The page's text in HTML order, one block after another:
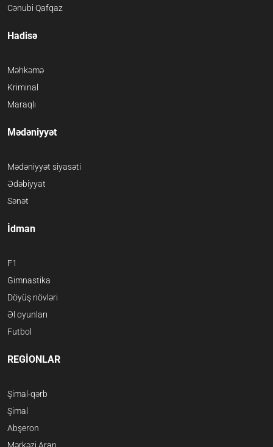
Cənubi Qafqaz
Hadisə
Məhkəmə
Kriminal
Maraqlı
Mədəniyyət
Mədəniyyət siyasəti
Ədəbiyyat
Sənət
İdman
F1
Gimnastika
Döyüş növləri
Əl oyunları
Futbol
REGİONLAR
Şimal-qərb
Şimal
Abşeron